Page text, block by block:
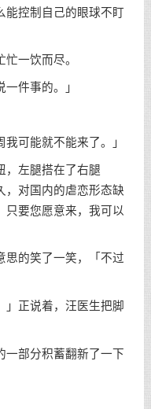
控制自己的眼球不盯
一饮而尽。
件事的。」
可能就不能来了。」
左腿搭在了右腿
，对国内的虐恋形态缺
只要您愿意来，我可以
的笑了一笑，「不过
正说着，汪医生把脚
部分积蓄翻新了一下